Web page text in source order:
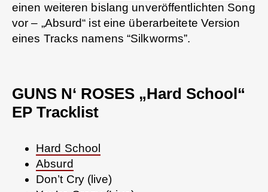
einen weiteren bislang unveröffentlichten Song
vor – „Absurd“ ist eine überarbeitete Version
eines Tracks namens “Silkworms”.
GUNS N‘ ROSES „Hard School“
EP Tracklist
Hard School
Absurd
Don’t Cry (live)